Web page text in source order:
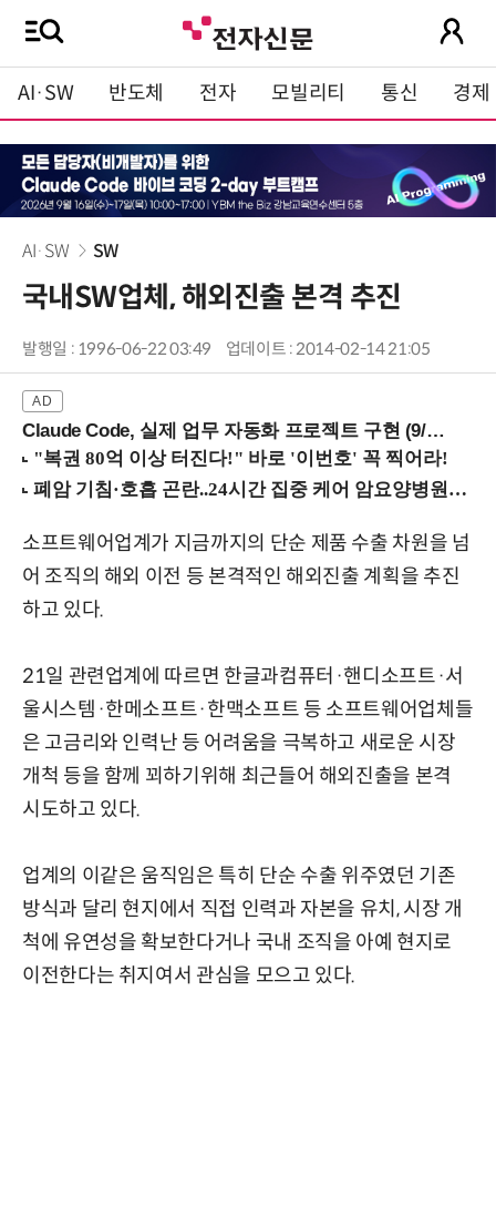
AI·SW 반도체 전자 모빌리티 통신 경제
AI·SW SW
국내SW업체, 해외진출 본격 추진
발행일 : 1996-06-22 03:49 업데이트 : 2014-02-14 21:05
Claude Code, 실제 업무 자동화 프로젝트 구현 (9/16 ~17 강남역)
소프트웨어업계가 지금까지의 단순 제품 수출 차원을 넘
어 조직의 해외 이전 등 본격적인 해외진출 계획을 추진
하고 있다.
21일 관련업계에 따르면 한글과컴퓨터·핸디소프트·서
울시스템·한메소프트·한맥소프트 등 소프트웨어업체들
은 고금리와 인력난 등 어려움을 극복하고 새로운 시장
개척 등을 함께 꾀하기위해 최근들어 해외진출을 본격
시도하고 있다.
업계의 이같은 움직임은 특히 단순 수출 위주였던 기존
방식과 달리 현지에서 직접 인력과 자본을 유치, 시장 개
척에 유연성을 확보한다거나 국내 조직을 아예 현지로
이전한다는 취지여서 관심을 모으고 있다.